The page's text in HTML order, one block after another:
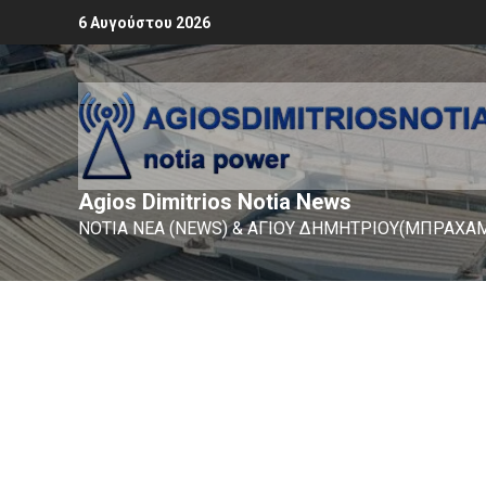
6 Αυγούστου 2026
Agios Dimitrios Notia News
ΝΟΤΙΑ ΝΕΑ (NEWS) & ΑΓΙΟΥ